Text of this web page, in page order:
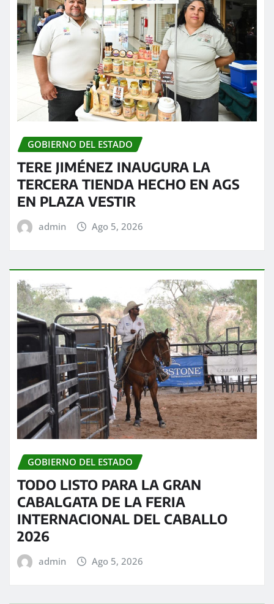
GOBIERNO DEL ESTADO
TERE JIMÉNEZ INAUGURA LA
TERCERA TIENDA HECHO EN AGS
EN PLAZA VESTIR
admin Ago 5, 2026
GOBIERNO DEL ESTADO
TODO LISTO PARA LA GRAN
CABALGATA DE LA FERIA
INTERNACIONAL DEL CABALLO
2026
admin Ago 5, 2026